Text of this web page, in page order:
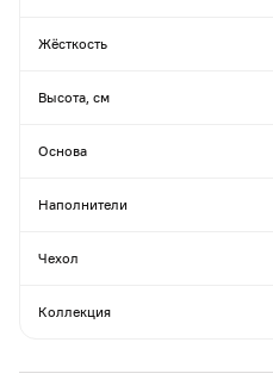
Жёсткость
Высота, см
Основа
Наполнители
Чехол
Коллекция